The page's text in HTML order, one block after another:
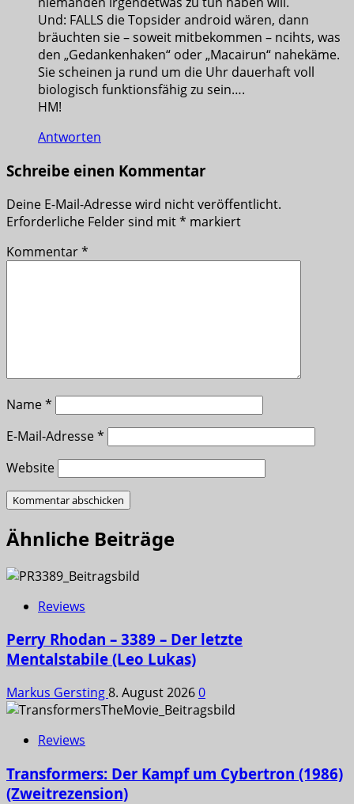
Und: FALLS die Topsider android wären, dann
bräuchten sie – soweit mitbekommen – ncihts, was
den „Gedankenhaken“ oder „Macairun“ nahekäme.
Sie scheinen ja rund um die Uhr dauerhaft voll
biologisch funktionsfähig zu sein….
HM!
Antworten
Schreibe einen Kommentar
Deine E-Mail-Adresse wird nicht veröffentlicht.
Erforderliche Felder sind mit* markiert
Kommentar*
Name*
E-Mail-Adresse*
Website
Ähnliche Beiträge
Reviews
Perry Rhodan – 3389 – Der letzte
Mentalstabile (Leo Lukas)
Markus Gersting8. August 20260
Reviews
Transformers: Der Kampf um Cybertron (1986)
(Zweitrezension)